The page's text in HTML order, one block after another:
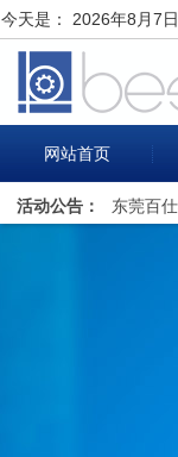
今天是： 2026年8月7
网站首页
活动公告： 东莞百